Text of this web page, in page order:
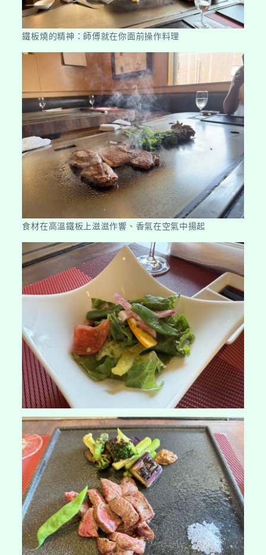
鐵板燒的精神：師傅就在你面前操作料理
食材在高溫鐵板上滋滋作響、香氣在空氣中揚起